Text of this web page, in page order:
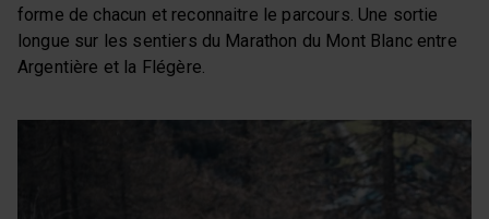
forme de chacun et reconnaitre le parcours. Une sortie
longue sur les sentiers du Marathon du Mont Blanc entre
Argentière et la Flégère.